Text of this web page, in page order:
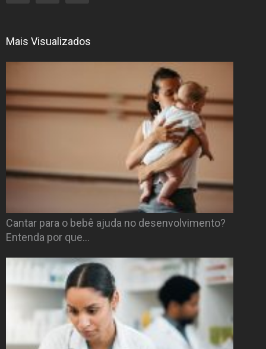
Mais Visualizados
Cantar para o bebê ajuda no desenvolvimento?
Entenda por que…